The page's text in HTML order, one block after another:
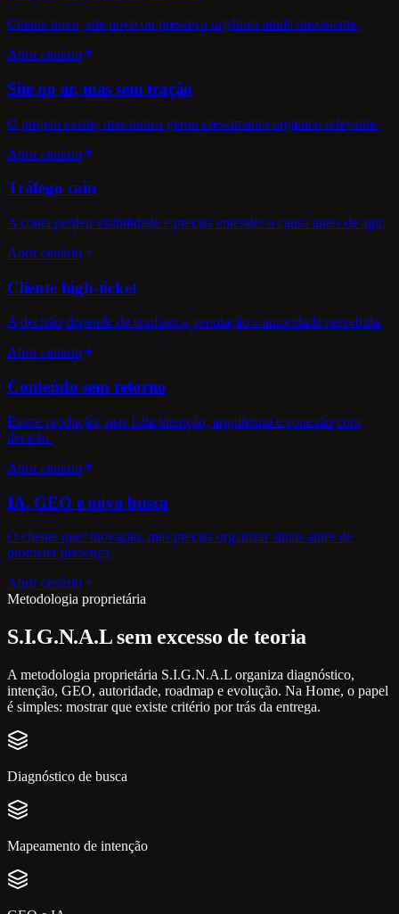
Cliente novo, site novo ou presença orgânica ainda inexistente.
Abrir cenário
Site no ar, mas sem tração
O projeto existe, mas nunca gerou crescimento orgânico relevante.
Abrir cenário
Tráfego caiu
A conta perdeu visibilidade e precisa entender a causa antes de agir.
Abrir cenário
Cliente high-ticket
A decisão depende de confiança, reputação e autoridade percebida.
Abrir cenário
Conteúdo sem retorno
Existe produção, mas falta intenção, arquitetura e conexão com
decisão.
Abrir cenário
IA, GEO e nova busca
O cliente quer inovação, mas precisa organizar sinais antes de
prometer presença.
Abrir cenário
Metodologia proprietária
S.I.G.N.A.L sem excesso de teoria
A metodologia proprietária S.I.G.N.A.L organiza diagnóstico,
intenção, GEO, autoridade, roadmap e evolução. Na Home, o papel
é simples: mostrar que existe critério por trás da entrega.
Diagnóstico de busca
Mapeamento de intenção